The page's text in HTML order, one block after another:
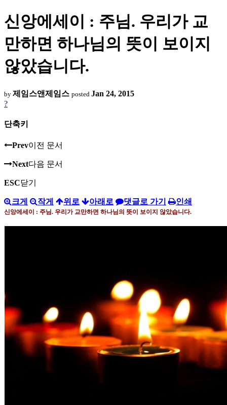
신앙에세이 : 주님. 우리가 교
만하면 하나님의 뜻이 보이지
않았습니다.
by 제임스앤제임스 posted Jan 24, 2015
?
단축키
Prev이전 문서
Next다음 문서
ESC닫기
크게 작게 위로 아래로 댓글로 가기 인쇄
신앙에세이 : 주님. 우리가 교만하면 하나님의 뜻이 보이지 않았습니다.